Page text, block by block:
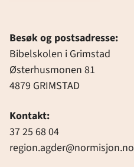
Besøk og postsadresse:
Bibelskolen i Grimstad
Østerhusmonen 81
4879 GRIMSTAD
Kontakt:
37 25 68 04
region.agder@normisjon.no